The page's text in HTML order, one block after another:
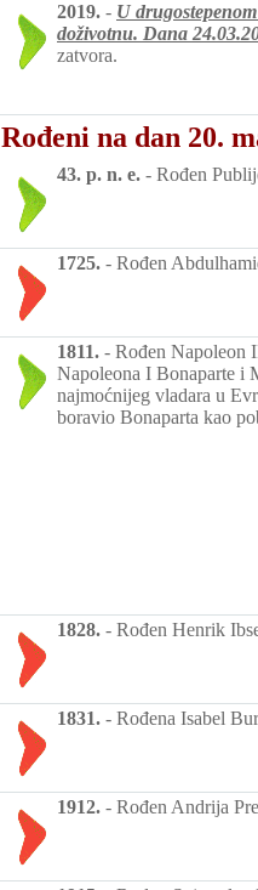
2019. - U
doživotnu. Dana
zatvora.
Rođeni na dan 20.
43. p. n. e. - Rođen
1725. - Rođen
1811. - Rođen Napoleon
Napoleona I Bonaparte i
najmoćnijeg vladara u
boravio Bonaparta kao
1828. - Rođen Henrik
1831. - Rođena Isabel
1912. - Rođen Andrija